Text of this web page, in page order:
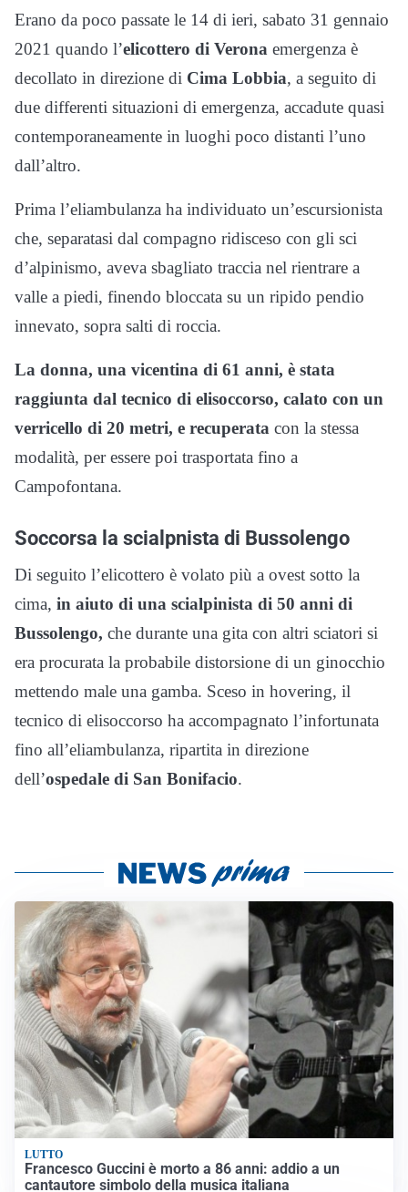
Erano da poco passate le 14 di ieri, sabato 31 gennaio
2021 quando l’elicottero di Verona emergenza è
decollato in direzione di Cima Lobbia, a seguito di
due differenti situazioni di emergenza, accadute quasi
contemporaneamente in luoghi poco distanti l’uno
dall’altro.
Prima l’eliambulanza ha individuato un’escursionista
che, separatasi dal compagno ridisceso con gli sci
d’alpinismo, aveva sbagliato traccia nel rientrare a
valle a piedi, finendo bloccata su un ripido pendio
innevato, sopra salti di roccia.
La donna, una vicentina di 61 anni, è stata
raggiunta dal tecnico di elisoccorso, calato con un
verricello di 20 metri, e recuperata con la stessa
modalità, per essere poi trasportata fino a
Campofontana.
Soccorsa la scialpnista di Bussolengo
Di seguito l’elicottero è volato più a ovest sotto la
cima, in aiuto di una scialpinista di 50 anni di
Bussolengo, che durante una gita con altri sciatori si
era procurata la probabile distorsione di un ginocchio
mettendo male una gamba. Sceso in hovering, il
tecnico di elisoccorso ha accompagnato l’infortunata
fino all’eliambulanza, ripartita in direzione
dell’ospedale di San Bonifacio.
LUTTO
Francesco Guccini è morto a 86 anni: addio a un
cantautore simbolo della musica italiana